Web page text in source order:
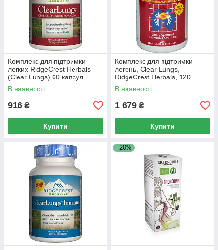
Комплекс для підтримки
легких RidgeCrest Herbals
(Clear Lungs) 60 капсул
В наявності
916 ₴
Купити
Комплекс для підтримки
легень, Clear Lungs,
RidgeCrest Herbals, 120
гелевих капсул
В наявності
1 679 ₴
Купити
–20%